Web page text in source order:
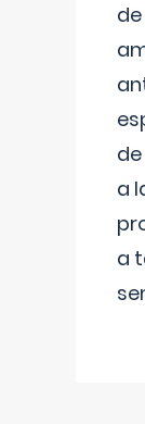
a
a